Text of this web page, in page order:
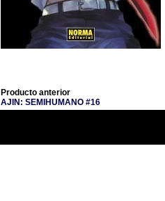
Producto anterior
AJIN: SEMIHUMANO #16